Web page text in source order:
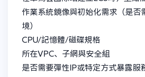
作業系統鏡像與初始化需求（是否
境）
CPU/記憶體/磁碟規格
所在VPC、子網與安全組
是否需要彈性IP或特定方式暴露服